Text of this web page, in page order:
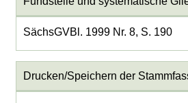
SächsGVBl. 1999 Nr. 8, S. 190
Drucken/Speichern der